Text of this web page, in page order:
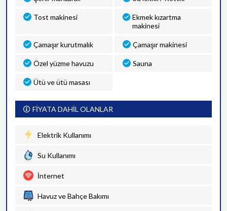
Tost makinesi
Ekmek kızartma
makinesi
Çamaşır kurutmalık Çamaşır makinesi
Özel yüzme havuzu Sauna
Ütü ve ütü masası
FİYATA DAHİL OLANLAR
Elektrik Kullanımı
Su Kullanımı
İnternet
Havuz ve Bahçe Bakımı